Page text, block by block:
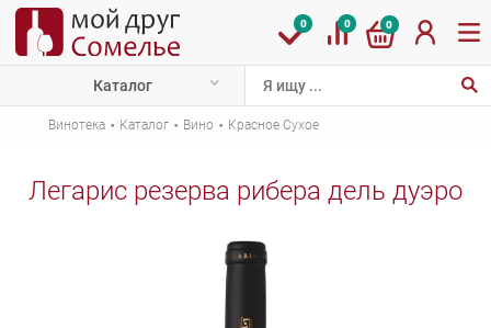
0 0 0
Каталог
Винотека · Каталог · Вино · Красное Сухое
Легарис резерва рибера дель дуэро